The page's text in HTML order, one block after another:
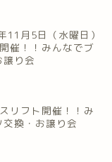
11月5日（水曜日）
催！！みんなでブ
り会
リフト開催！！み
換・お譲り会